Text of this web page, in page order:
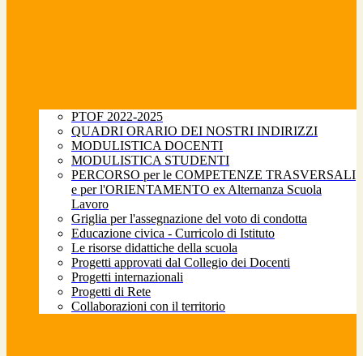
PTOF 2022-2025
QUADRI ORARIO DEI NOSTRI INDIRIZZI
MODULISTICA DOCENTI
MODULISTICA STUDENTI
PERCORSO per le COMPETENZE TRASVERSALI
e per l'ORIENTAMENTO ex Alternanza Scuola
Lavoro
Griglia per l'assegnazione del voto di condotta
Educazione civica - Curricolo di Istituto
Le risorse didattiche della scuola
Progetti approvati dal Collegio dei Docenti
Progetti internazionali
Progetti di Rete
Collaborazioni con il territorio